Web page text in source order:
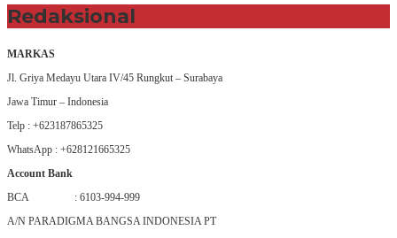
Redaksional
MARKAS
Jl. Griya Medayu Utara IV/45 Rungkut – Surabaya
Jawa Timur – Indonesia
Telp : +623187865325
WhatsApp : +628121665325
Account Bank
BCA : 6103-994-999
A/N PARADIGMA BANGSA INDONESIA PT